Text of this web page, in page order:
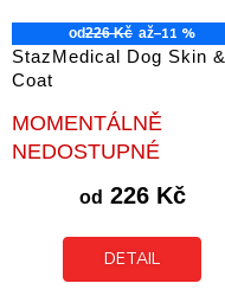
od226 Kč až–11 %
StazMedical Dog Skin &
Coat
Průměrné
hodnocení
produktu
5,0
5
hvězdiček.
MOMENTÁLNĚ
NEDOSTUPNÉ
od 226 Kč
DETAIL